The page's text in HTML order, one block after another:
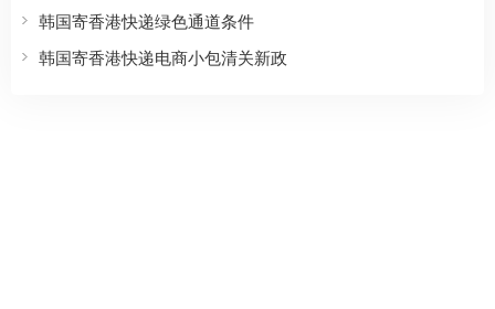
韩国寄香港快递绿色通道条件
韩国寄香港快递电商小包清关新政